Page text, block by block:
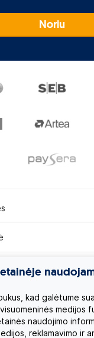
Noriu
kad galėtume
medijos
naudojimo
reklamavimo ir